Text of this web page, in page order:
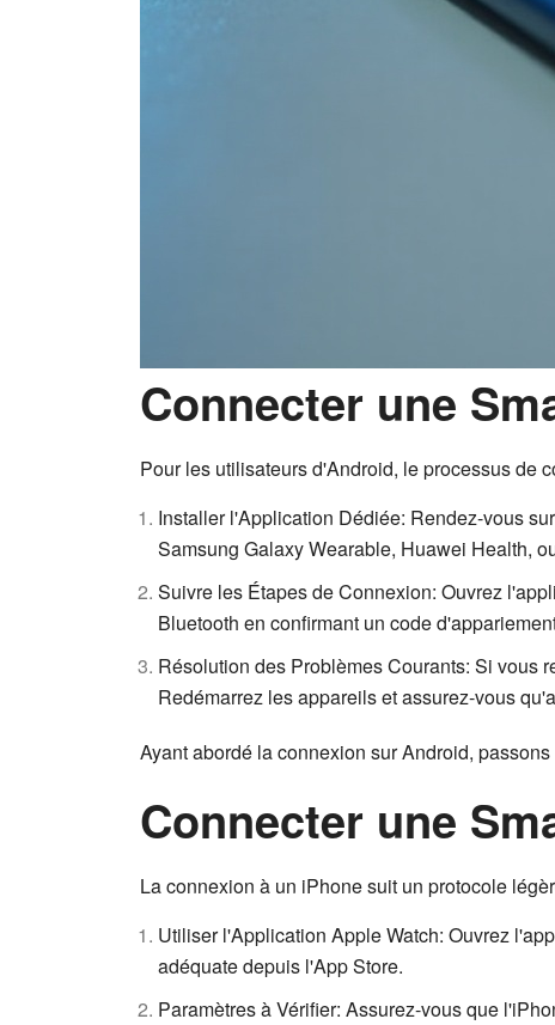
Connecter une
Pour les utilisateurs d'Android, le processus de
Installer l'Application Dédiée: Rendez-vous
Samsung Galaxy Wearable, Huawei Health,
Suivre les Étapes de Connexion: Ouvrez
Bluetooth en confirmant un code
Résolution des Problèmes Courants: Si vous
Redémarrez les appareils et assurez-vous
Ayant abordé la connexion sur Android,
Connecter une
La connexion à un iPhone suit un protocole
Utiliser l'Application Apple Watch: Ouvrez
adéquate depuis l'App Store.
Paramètres à Vérifier: Assurez-vous que